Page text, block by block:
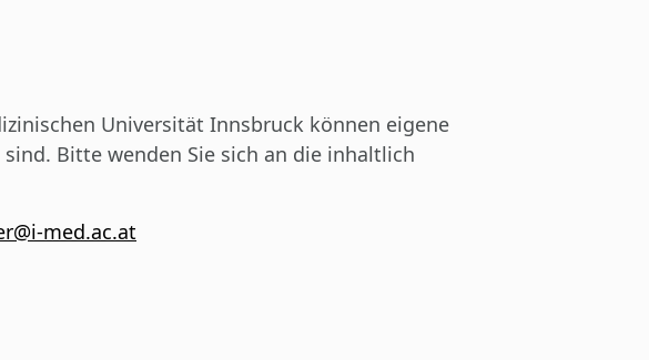
Universität Innsbruck können eigene
Bitte wenden Sie sich an die inhaltlich
med.ac.at